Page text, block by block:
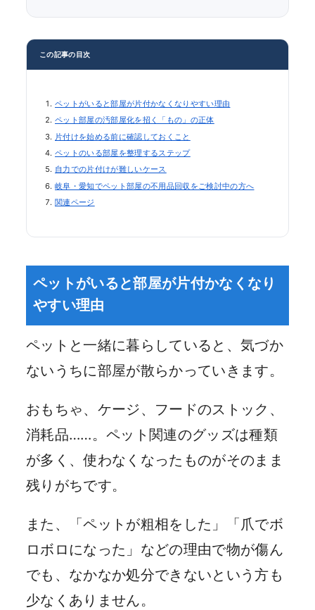
この記事の目次
ペットがいると部屋が片付かなくなりやすい理由
ペット部屋の汚部屋化を招く「もの」の正体
片付けを始める前に確認しておくこと
ペットのいる部屋を整理するステップ
自力での片付けが難しいケース
岐阜・愛知でペット部屋の不用品回収をご検討中の方へ
関連ページ
ペットがいると部屋が片付かなくなり
やすい理由
ペットと一緒に暮らしていると、気づか
ないうちに部屋が散らかっていきます。
おもちゃ、ケージ、フードのストック、
消耗品……。ペット関連のグッズは種類
が多く、使わなくなったものがそのまま
残りがちです。
また、「ペットが粗相をした」「爪でボ
ロボロになった」などの理由で物が傷ん
でも、なかなか処分できないという方も
少なくありません。